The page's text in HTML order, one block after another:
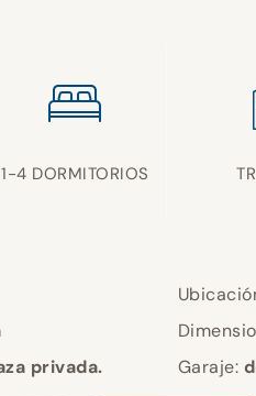
1-4 DORMITORIOS
privada.
Garaje: